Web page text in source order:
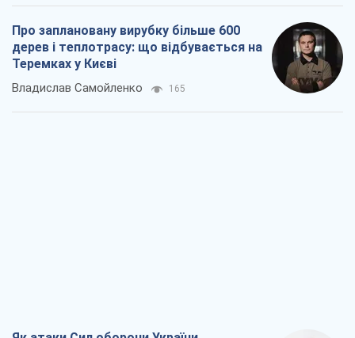
Про заплановану вирубку більше 600
дерев і теплотрасу: що відбувається на
Теремках у Києві
Владислав Самойленко 165